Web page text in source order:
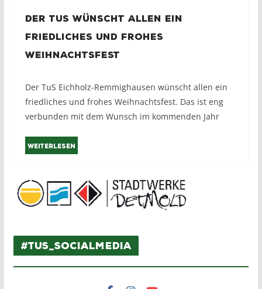
Der TuS wünscht allen ein
friedliches und frohes
Weihnachtsfest
Der TuS Eichholz-Remmighausen wünscht allen ein
friedliches und frohes Weihnachtsfest. Das ist eng
verbunden mit dem Wunsch im kommenden Jahr
Weiterlesen
#TuS_SocialMedia